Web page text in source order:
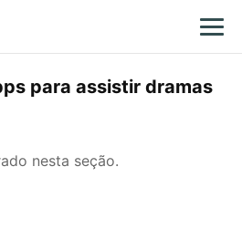
para assistir dramas
nesta seção.